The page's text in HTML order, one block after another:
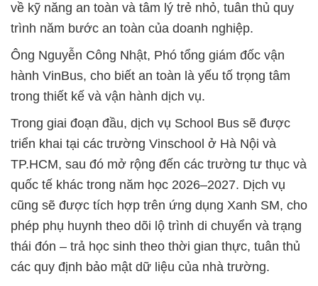
về kỹ năng an toàn và tâm lý trẻ nhỏ, tuân thủ quy
trình năm bước an toàn của doanh nghiệp.
Ông Nguyễn Công Nhật, Phó tổng giám đốc vận
hành VinBus, cho biết an toàn là yếu tố trọng tâm
trong thiết kế và vận hành dịch vụ.
Trong giai đoạn đầu, dịch vụ School Bus sẽ được
triển khai tại các trường Vinschool ở Hà Nội và
TP.HCM, sau đó mở rộng đến các trường tư thục và
quốc tế khác trong năm học 2026–2027. Dịch vụ
cũng sẽ được tích hợp trên ứng dụng Xanh SM, cho
phép phụ huynh theo dõi lộ trình di chuyển và trạng
thái đón – trả học sinh theo thời gian thực, tuân thủ
các quy định bảo mật dữ liệu của nhà trường.